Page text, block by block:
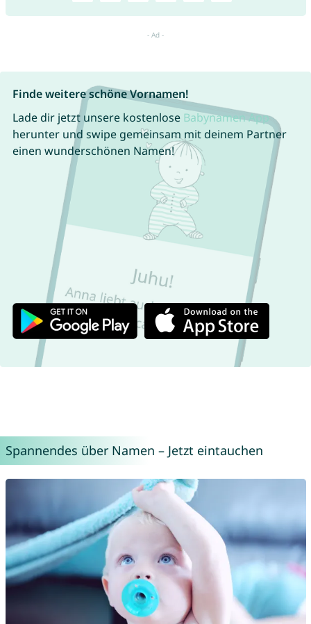
Finde weitere schöne Vornamen!
Lade dir jetzt unsere kostenlose Babynamen App
herunter und swipe gemeinsam mit deinem Partner
einen wunderschönen Namen!
Spannendes über Namen – Jetzt eintauchen